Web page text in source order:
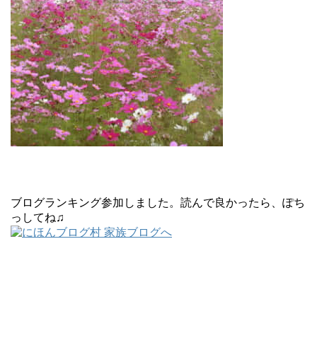
ブログランキング参加しました。読んで良かったら、ぽち
っしてね♫